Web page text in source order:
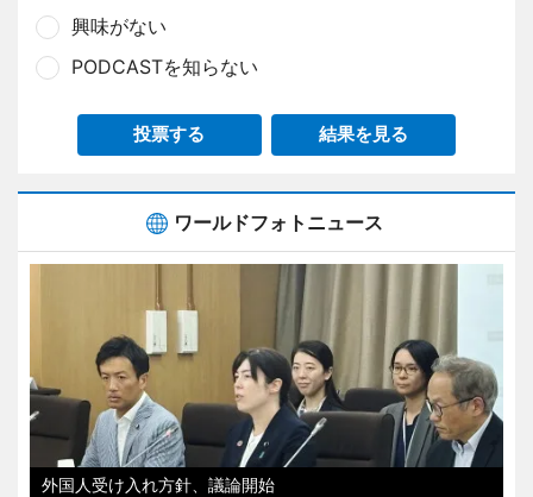
興味がない
PODCASTを知らない
投票する 結果を見る
ワールドフォトニュース
外国人受け入れ方針、議論開始